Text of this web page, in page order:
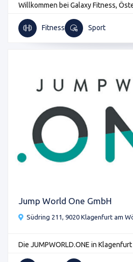
Willkommen bei Galaxy Fitness,
Fitness Sport
Jump World One GmbH
Südring 211, 9020 Klagenfurt am
Die JUMPWORLD.ONE in